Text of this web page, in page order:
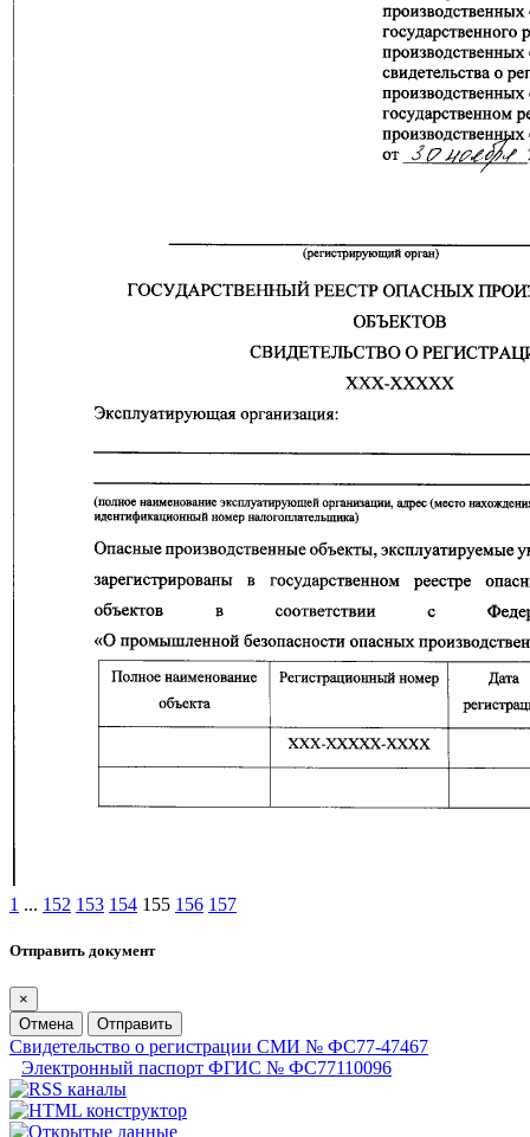
1 ... 152 153 154 155 156 157
Отправить документ
×
Отмена
Отправить
Свидетельство о регистрации СМИ № ФС77-47467
Электронный паспорт ФГИС № ФС77110096